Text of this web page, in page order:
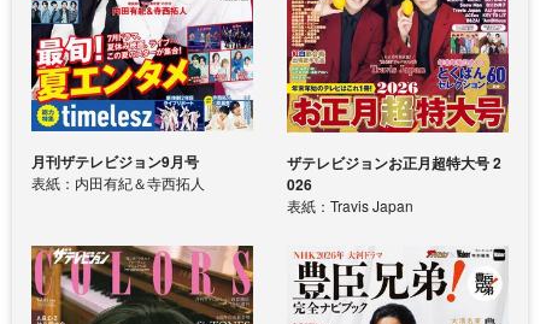
月刊ザテレビジョン9月号
表紙：内田有紀＆寺西拓人
ザテレビジョンお正月超特大号 2
026
表紙：Travis Japan